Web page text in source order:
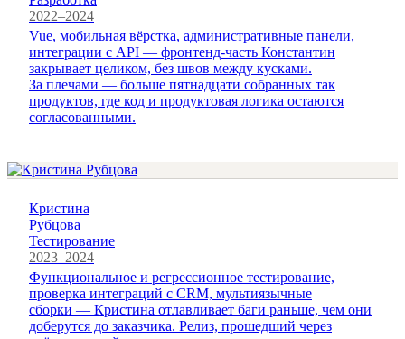
2022–2024
Vue, мобильная вёрстка, административные панели,
интеграции с API — фронтенд-часть Константин
закрывает целиком, без швов между кусками.
За плечами — больше пятнадцати собранных так
продуктов, где код и продуктовая логика остаются
согласованными.
Кристина
Рубцова
Тестирование
2023–2024
Функциональное и регрессионное тестирование,
проверка интеграций с CRM, мультиязычные
сборки — Кристина отлавливает баги раньше, чем они
доберутся до заказчика. Релиз, прошедший через